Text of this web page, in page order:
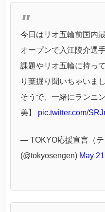
今日はリオ五輪前国内
オープンで入江陵介選
課題やリオ五輪に持っ
り葉掘り聞いちゃいま
そうで、一緒にランニ
美】 pic.twitter.com/
— TOKYO応援宣言（テ
(@tokyosengen) May